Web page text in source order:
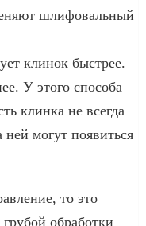
шлифовальный
клинок быстрее.
У этого способа
клинка не всегда
ней могут появиться
то это
обработки